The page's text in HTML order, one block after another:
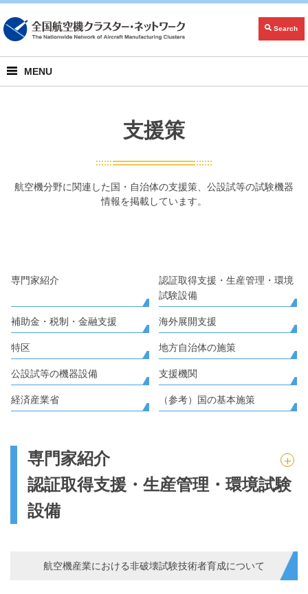
Search
MENU
支援策
航空機分野に関連した国・自治体の支援策、公設試等の試験機器
情報を掲載しています。
専門家紹介
認証取得支援・生産管理・環境
試験設備
補助金・税制・金融支援 海外展開支援
特区 地方自治体の施策
公設試等の機器設備 支援機関
経済産業省 （参考）国の基本施策
専門家紹介
認証取得支援・生産管理・環境試験
設備
航空機産業における非破壊試験技術者育成について